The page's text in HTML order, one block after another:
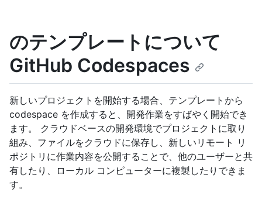
のテンプレートについて
GitHub Codespaces
新しいプロジェクトを開始する場合、テンプレートから
codespace を作成すると、開発作業をすばやく開始でき
ます。 クラウドベースの開発環境でプロジェクトに取り
組み、ファイルをクラウドに保存し、新しいリモート リ
ポジトリに作業内容を公開することで、他のユーザーと共
有したり、ローカル コンピューターに複製したりできま
す。